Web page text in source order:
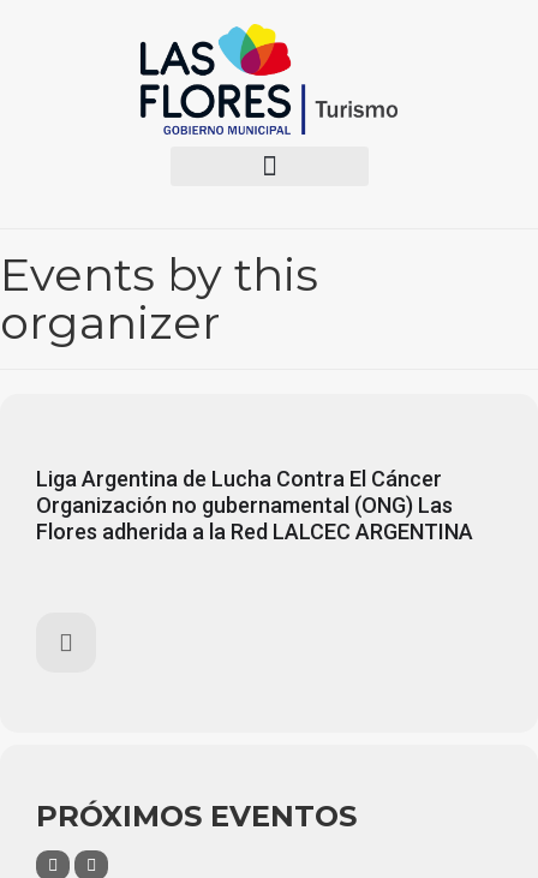
Events by this
organizer
Liga Argentina de Lucha Contra El Cáncer
Organización no gubernamental (ONG) Las
Flores adherida a la Red LALCEC ARGENTINA
PRÓXIMOS EVENTOS